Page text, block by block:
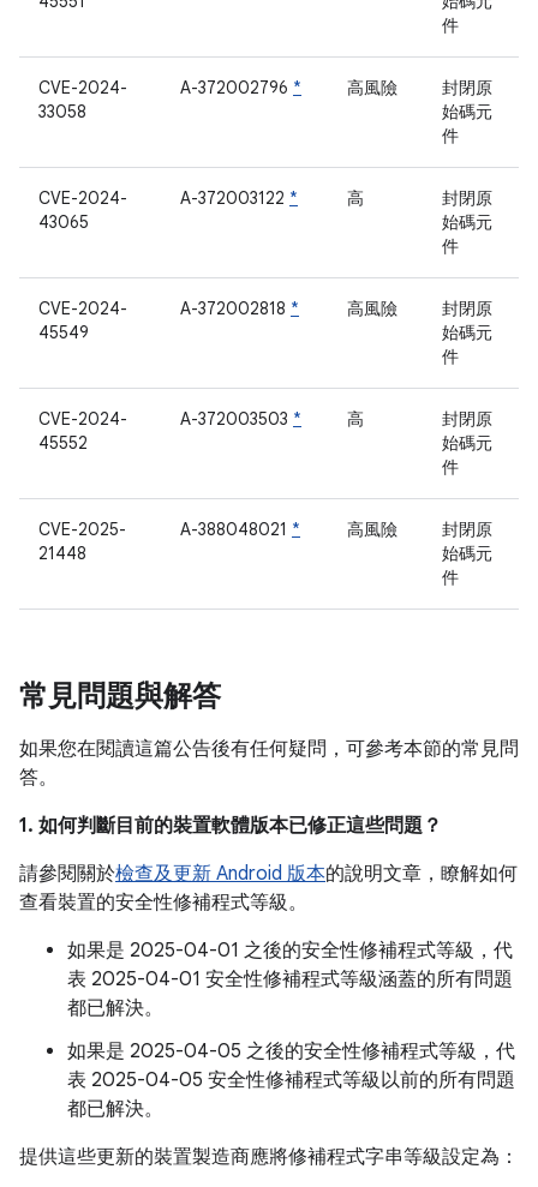
件
CVE-2024-
33058
A-372002796 * 高風險
封閉原
始碼元
件
CVE-2024-
43065
A-372003122 * 高
封閉原
始碼元
件
CVE-2024-
45549
A-372002818 * 高風險
封閉原
始碼元
件
CVE-2024-
45552
A-372003503 * 高
封閉原
始碼元
件
CVE-2025-
21448
A-388048021 * 高風險
封閉原
始碼元
件
常見問題與解答
如果您在閱讀這篇公告後有任何疑問，可參考本節的常見問
答。
1. 如何判斷目前的裝置軟體版本已修正這些問題？
請參閱關於檢查及更新 Android 版本的說明文章，瞭解如何
查看裝置的安全性修補程式等級。
如果是 2025-04-01 之後的安全性修補程式等級，代
表 2025-04-01 安全性修補程式等級涵蓋的所有問題
都已解決。
如果是 2025-04-05 之後的安全性修補程式等級，代
表 2025-04-05 安全性修補程式等級以前的所有問題
都已解決。
提供這些更新的裝置製造商應將修補程式字串等級設定為：